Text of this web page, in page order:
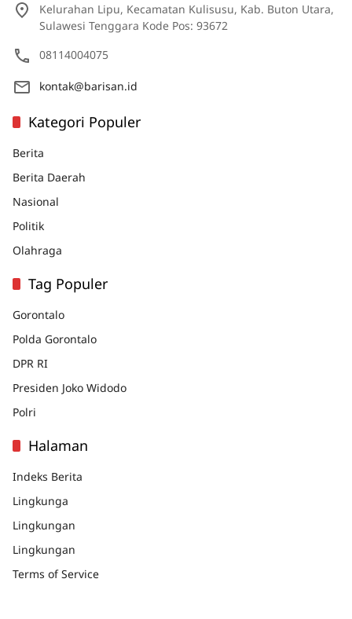
Kelurahan Lipu, Kecamatan Kulisusu, Kab. Buton Utara,
Sulawesi Tenggara Kode Pos: 93672
08114004075
kontak@barisan.id
Kategori Populer
Berita
Berita Daerah
Nasional
Politik
Olahraga
Tag Populer
Gorontalo
Polda Gorontalo
DPR RI
Presiden Joko Widodo
Polri
Halaman
Indeks Berita
Lingkunga
Lingkungan
Lingkungan
Terms of Service